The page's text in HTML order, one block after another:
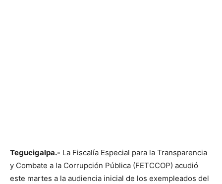
Tegucigalpa.- La Fiscalía Especial para la Transparencia
y Combate a la Corrupción Pública (FETCCOP) acudió
este martes a la audiencia inicial de los exempleados del